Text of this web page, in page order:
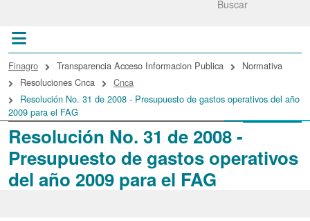
Buscar
Resolución No. 31 de 2008 -
Presupuesto de gastos operativos
del año 2009 para el FAG
enlaces de ayuda a la
Finagro Transparencia Acceso Informacion Publica
Normativa
Resoluciones Cnca
Cnca
Resolución No. 31 de 2008 - Presupuesto de gastos operativos del año
2009 para el FAG